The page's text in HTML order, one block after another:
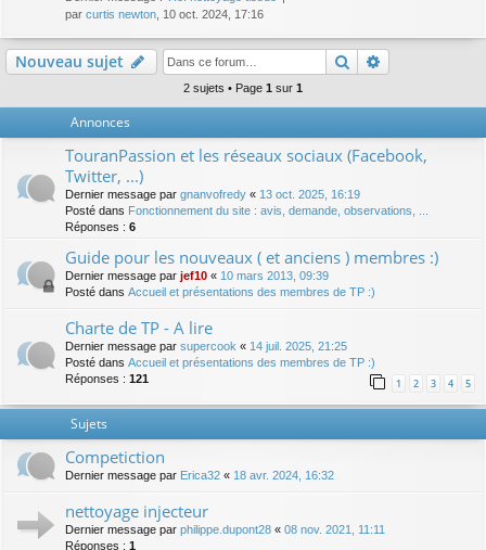
par curtis newton , 10 oct. 2024, 17:16
Nouveau sujet Rechercher
2 sujets • Page 1 sur 1
Annonces
TouranPassion et les réseaux sociaux (Facebook,
Twitter, ...)
Dernier message par gnanvofredy « 13 oct. 2025, 16:19
Posté dans Fonctionnement du site : avis, demande, observations, ...
Réponses : 6
Guide pour les nouveaux ( et anciens ) membres :)
Dernier message par jef10 « 10 mars 2013, 09:39
Posté dans Accueil et présentations des membres de TP :)
Charte de TP - A lire
Dernier message par supercook « 14 juil. 2025, 21:25
Posté dans Accueil et présentations des membres de TP :)
Réponses : 121 1 2 3 4 5
Sujets
Competiction
Dernier message par Erica32 « 18 avr. 2024, 16:32
nettoyage injecteur
Dernier message par philippe.dupont28 « 08 nov. 2021, 11:11
Réponses : 1